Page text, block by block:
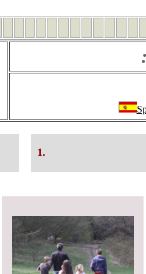
1.